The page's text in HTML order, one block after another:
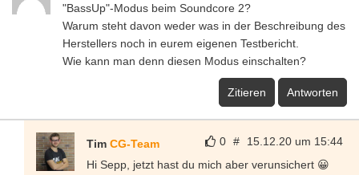
"BassUp"-Modus beim Soundcore 2?
Warum steht davon weder was in der Beschreibung des
Herstellers noch in eurem eigenen Testbericht.
Wie kann man denn diesen Modus einschalten?
Zitieren Antworten
0 # 15.12.20 um 15:44
Tim CG-Team
Hi Sepp, jetzt hast du mich aber verunsichert 😀